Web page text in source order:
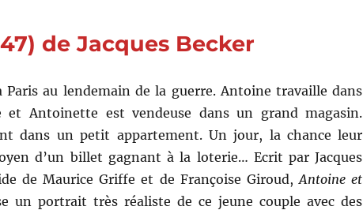
de Jacques Becker
Paris au lendemain de la guerre. Antoine travaille dans
et Antoinette est vendeuse dans un grand magasin.
dans un petit appartement. Un jour, la chance leur
d’un billet gagnant à la loterie… Ecrit par Jacques
de Maurice Griffe et de Françoise Giroud,Antoine et
un portrait très réaliste de ce jeune couple avec des